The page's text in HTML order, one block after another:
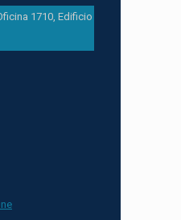
1710, Edificio